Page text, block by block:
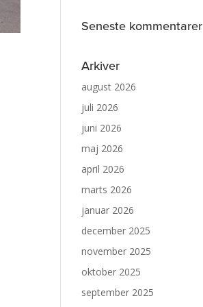
Seneste kommentarer
Arkiver
august 2026
juli 2026
juni 2026
maj 2026
april 2026
marts 2026
januar 2026
december 2025
november 2025
oktober 2025
september 2025